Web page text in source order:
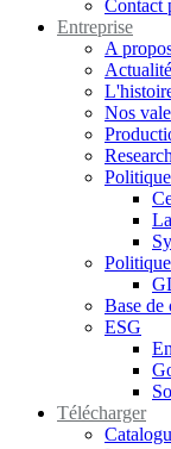
Contact
Entreprise
A
Nos
Base de
ESG
Télécharger